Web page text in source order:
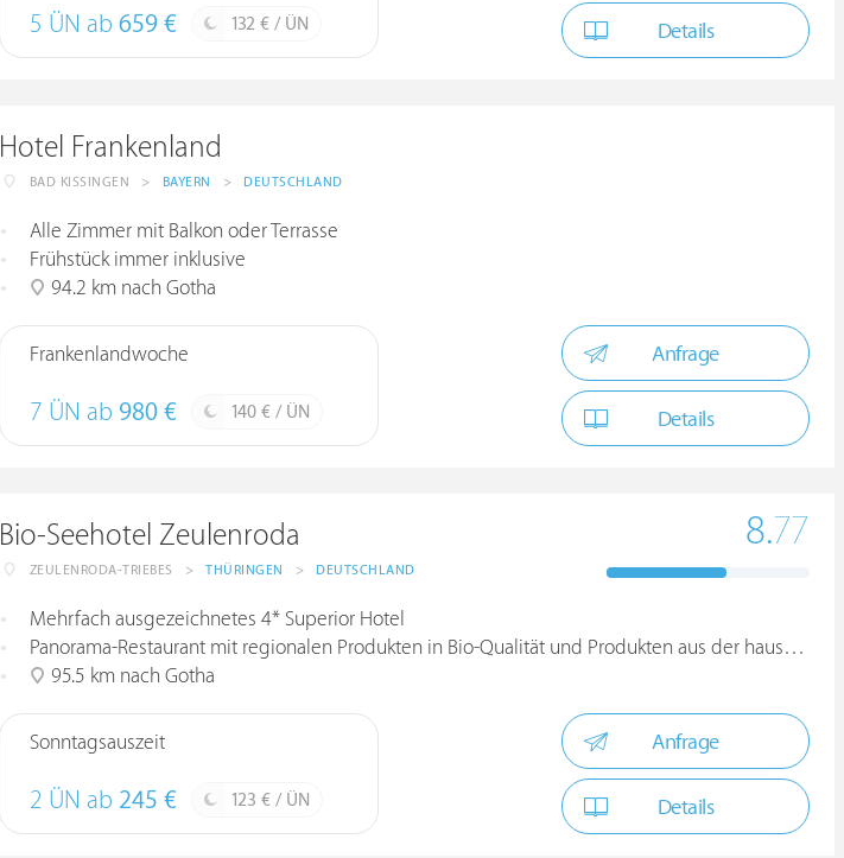
5 ÜN ab 659 € 132 € / ÜN Details
Hotel Frankenland
BAD KISSINGEN > BAYERN > DEUTSCHLAND
Alle Zimmer mit Balkon oder Terrasse
Frühstück immer inklusive
94.2 km nach Gotha
Frankenlandwoche
7 ÜN ab 980 € 140 € / ÜN
Anfrage
Details
Bio-Seehotel Zeulenroda
ZEULENRODA-TRIEBES > THÜRINGEN > DEUTSCHLAND
8.77
Mehrfach ausgezeichnetes 4* Superior Hotel
Panorama-Restaurant mit regionalen Produkten in Bio-Qualität und Produkten aus der hauseigenen Backs
95.5 km nach Gotha
Sonntagsauszeit
2 ÜN ab 245 € 123 € / ÜN
Anfrage
Details